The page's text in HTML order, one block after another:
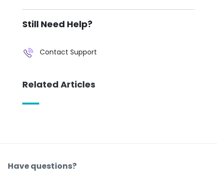
Still Need Help?
Contact Support
Related Articles
Have questions?